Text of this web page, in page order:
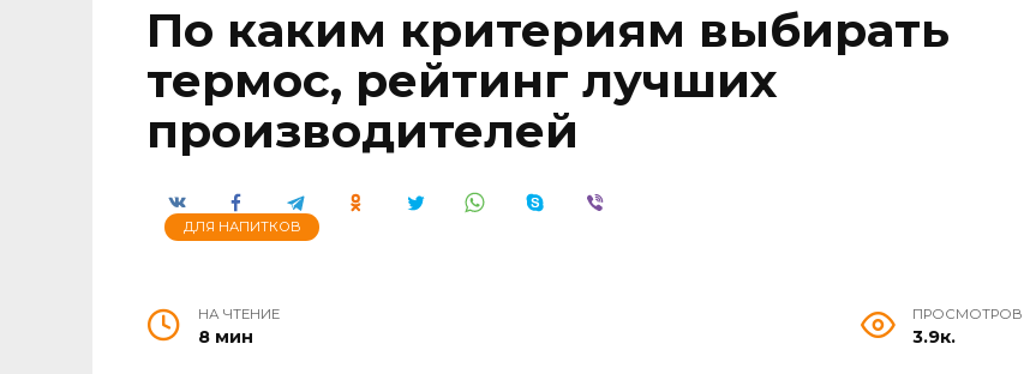
По каким критериям выбирать
термос, рейтинг лучших
производителей
ДЛЯ НАПИТКОВ
НА ЧТЕНИЕ
8 мин
ПРОСМОТРОВ
3.9к.